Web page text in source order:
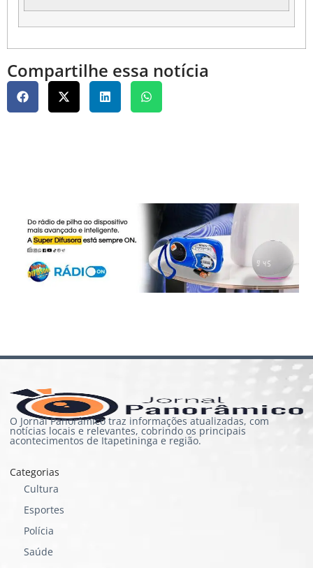
Compartilhe essa notícia
O Jornal Panorâmico traz informações atualizadas, com
notícias locais e relevantes, cobrindo os principais
acontecimentos de Itapetininga e região.
Categorias
Cultura
Esportes
Polícia
Saúde